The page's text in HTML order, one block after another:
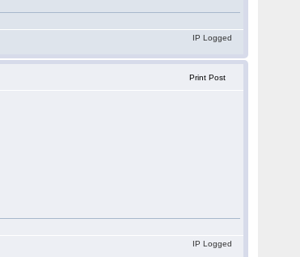
IP Logged
Print Post
IP Logged